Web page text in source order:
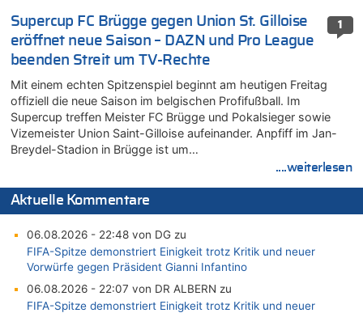
1
Supercup FC Brügge gegen Union St. Gilloise
eröffnet neue Saison – DAZN und Pro League
beenden Streit um TV-Rechte
Mit einem echten Spitzenspiel beginnt am heutigen Freitag
offiziell die neue Saison im belgischen Profifußball. Im
Supercup treffen Meister FC Brügge und Pokalsieger sowie
Vizemeister Union Saint-Gilloise aufeinander. Anpfiff im Jan-
Breydel-Stadion in Brügge ist um…
....weiterlesen
Aktuelle Kommentare
06.08.2026 - 22:48 von DG zu
FIFA-Spitze demonstriert Einigkeit trotz Kritik und neuer
Vorwürfe gegen Präsident Gianni Infantino
06.08.2026 - 22:07 von DR ALBERN zu
FIFA-Spitze demonstriert Einigkeit trotz Kritik und neuer